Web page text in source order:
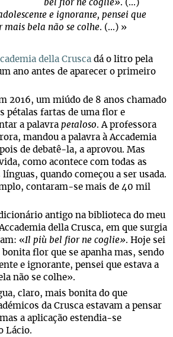
bel fior ne coglie». (...)
e ignorante, pensei que
bela não se colhe. (...) »
della Crusca dá o litro pela
ano antes de aparecer o primeiro
2016, um miúdo de 8 anos chamado
pétalas fartas de uma flor e
a palavra petaloso. A professora
mandou a palavra à Accademia
de debatê-la, a aprovou. Mas
como acontece com todas as
quando começou a ser usada.
contaram-se mais de 40 mil
antigo na biblioteca do meu
della Crusca, em que surgia
«Il più bel fior ne coglie». Hoje sei
bonita flor que se apanha mas, sendo
e ignorante, pensei que estava a
não se colhe».
claro, mais bonita do que
da Crusca estavam a pensar
a aplicação estendia-se
Lácio.